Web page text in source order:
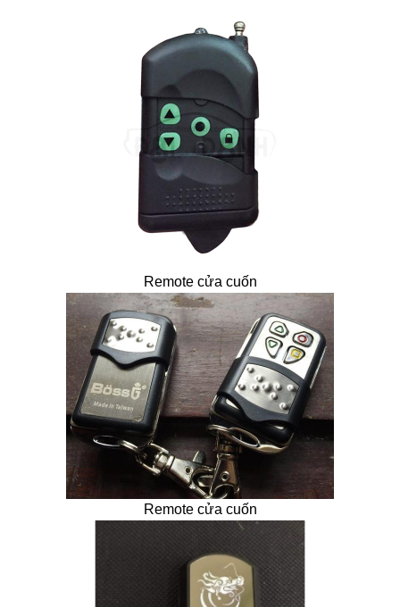
Remote cửa cuốn
Remote cửa cuốn